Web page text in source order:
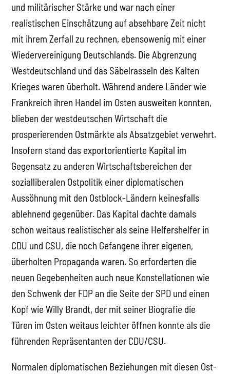
und militärischer Stärke und war nach einer
realistischen Einschätzung auf absehbare Zeit nicht
mit ihrem Zerfall zu rechnen, ebensowenig mit einer
Wiedervereinigung Deutschlands. Die Abgrenzung
Westdeutschland und das Säbelrasseln des Kalten
Krieges waren überholt. Während andere Länder wie
Frankreich ihren Handel im Osten ausweiten konnten,
blieben der westdeutschen Wirtschaft die
prosperierenden Ostmärkte als Absatzgebiet verwehrt.
Insofern stand das exportorientierte Kapital im
Gegensatz zu anderen Wirtschaftsbereichen der
sozialliberalen Ostpolitik einer diplomatischen
Aussöhnung mit den Ostblock-Ländern keinesfalls
ablehnend gegenüber. Das Kapital dachte damals
schon weitaus realistischer als seine Helfershelfer in
CDU und CSU, die noch Gefangene ihrer eigenen,
überholten Propaganda waren. So erforderten die
neuen Gegebenheiten auch neue Konstellationen wie
den Schwenk der FDP an die Seite der SPD und einen
Kopf wie Willy Brandt, der mit seiner Biografie die
Türen im Osten weitaus leichter öffnen konnte als die
führenden Repräsentanten der CDU/CSU.
Normalen diplomatischen Beziehungen mit diesen Ost-